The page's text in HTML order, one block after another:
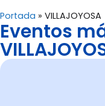
Portada » VILLAJOYOSA
Eventos